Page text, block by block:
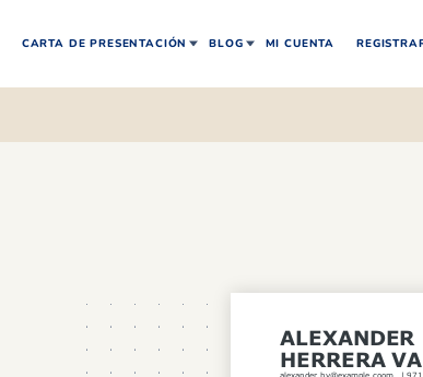
CARTA DE PRESENTACIÓN BLOG MI CUENTA